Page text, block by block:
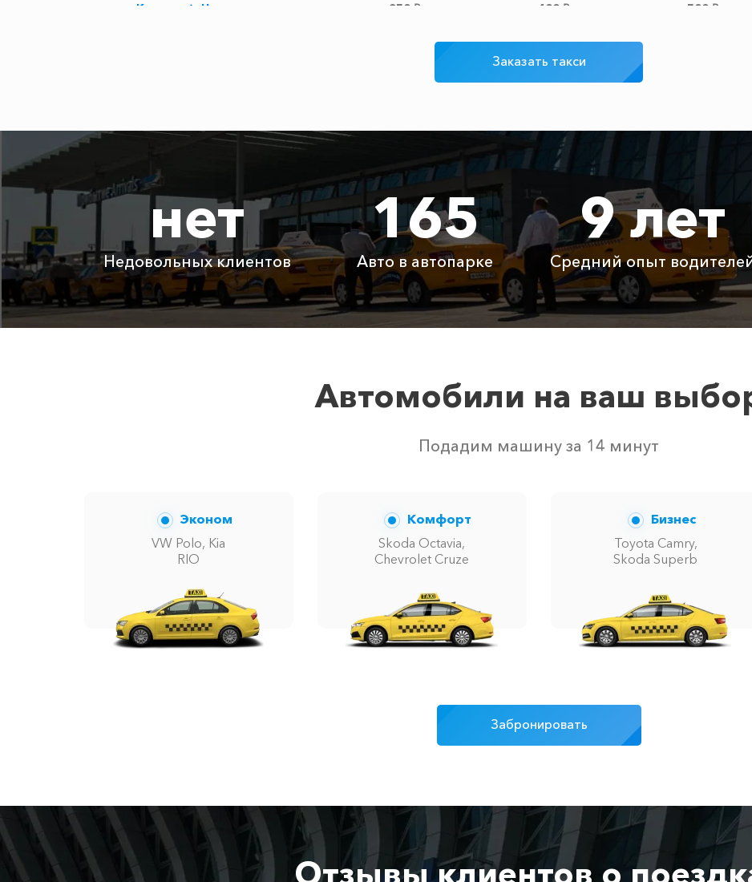
Капсель ⇆ Наниково 350 ₽ 400 ₽ 500 ₽
Капсель ⇆ Красноперекопск 1980 ₽
Капсель ⇆ Канака 1035 ₽
Капсель ⇆ Орлиное 885 ₽ 1770 ₽ 2655 ₽
Детское автокресло Бесплатно Бесплатно Бесплатно
Ожидание машины Бесплатно Бесплатно Бесплатно
Заказать такси
нет
Недовольных клиентов
165
Авто в автопарке
9 лет
Средний опыт
Автомобили на ваш
Подадим машину за 14 минут
Эконом
VW Polo, Kia
RIO
Комфорт
Skoda Octavia,
Chevrolet Cruze
Бизнес
Toyota Camry,
Skoda Superb
Забронировать
Отзывы клиентов о